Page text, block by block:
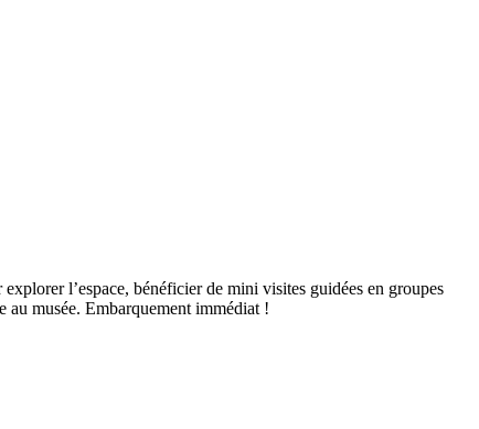
l’espace, bénéficier de mini visites guidées en groupes
au musée. Embarquement immédiat !